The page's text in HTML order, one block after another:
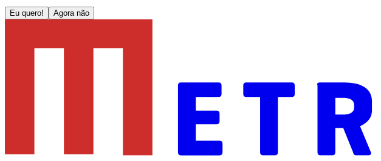
Eu quero! Agora não